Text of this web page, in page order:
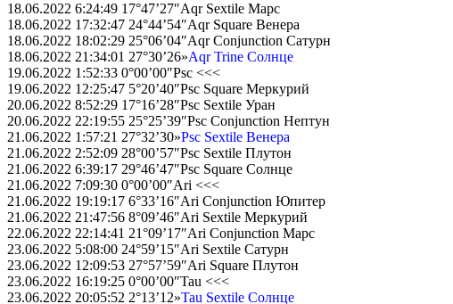
18.06.2022 6:24:49 17°47’27″Aqr Sextile Марс
18.06.2022 17:32:47 24°44’54″Aqr Square Венера
18.06.2022 18:02:29 25°06’04″Aqr Conjunction Сатурн
18.06.2022 21:34:01 27°30’26»Aqr Trine Солнце
19.06.2022 1:52:33 0°00’00″Psc <<<
19.06.2022 12:25:47 5°20’40″Psc Square Меркурий
20.06.2022 8:52:29 17°16’28″Psc Sextile Уран
20.06.2022 22:19:55 25°25’39″Psc Conjunction Нептун
21.06.2022 1:57:21 27°32’30»Psc Sextile Венера
21.06.2022 2:52:09 28°00’57″Psc Sextile Плутон
21.06.2022 6:39:17 29°46’47″Psc Square Солнце
21.06.2022 7:09:30 0°00’00″Ari <<<
21.06.2022 19:19:17 6°33’16″Ari Conjunction Юпитер
21.06.2022 21:47:56 8°09’46″Ari Sextile Меркурий
22.06.2022 22:14:41 21°09’17″Ari Conjunction Марс
23.06.2022 5:08:00 24°59’15″Ari Sextile Сатурн
23.06.2022 12:09:53 27°57’59″Ari Square Плутон
23.06.2022 16:19:25 0°00’00″Tau <<<
23.06.2022 20:05:52 2°13’12»Tau Sextile Солнце